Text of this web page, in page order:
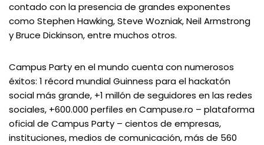
contado con la presencia de grandes exponentes
como Stephen Hawking, Steve Wozniak, Neil Armstrong
y Bruce Dickinson, entre muchos otros.
Campus Party en el mundo cuenta con numerosos
éxitos: 1 récord mundial Guinness para el hackatón
social más grande, +1 millón de seguidores en las redes
sociales, +600.000 perfiles en Campuse.ro – plataforma
oficial de Campus Party – cientos de empresas,
instituciones, medios de comunicación, más de 560